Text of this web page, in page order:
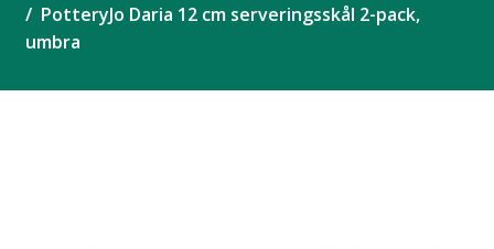
PotteryJo Daria 12 cm serveringsskål 2-pack,
umbra